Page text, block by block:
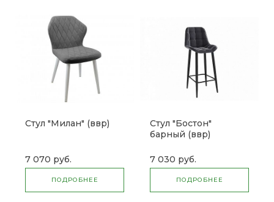
Стул "Милан" (ввр)
7 070 руб.
ПОДРОБНЕЕ
Стул "Бостон"
барный (ввр)
7 030 руб.
ПОДРОБНЕЕ